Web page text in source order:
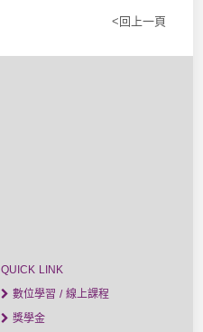
<回上一頁
QUICK LINK
數位學習 / 線上課程
獎學金